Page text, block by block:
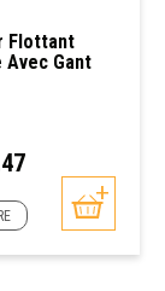
Flottant
Avec Gant